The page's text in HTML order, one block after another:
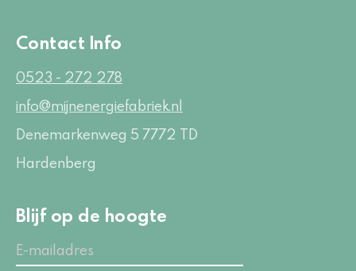
Contact Info
0523 - 272 278
info@mijnenergiefabriek.nl
Denemarkenweg 5 7772 TD
Hardenberg
Blijf op de hoogte